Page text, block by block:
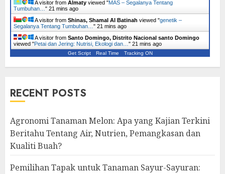
A visitor from Almaty viewed "MAS – Segalanya Tentang
Tumbuhan… " 21 mins ago
A visitor from Shinas, Shamal Al Batinah viewed "genetik –
Segalanya Tentang Tumbuhan… " 21 mins ago
A visitor from Santo Domingo, Distrito Nacional santo Domingo
viewed "Petai dan Jering: Nutrisi, Ekologi dan… " 21 mins ago
Get Script Real Time Tracking ON
RECENT POSTS
Agronomi Tanaman Melon: Apa yang Kajian Terkini
Beritahu Tentang Air, Nutrien, Pemangkasan dan
Kualiti Buah?
Pemilihan Tapak untuk Tanaman Sayur-Sayuran: